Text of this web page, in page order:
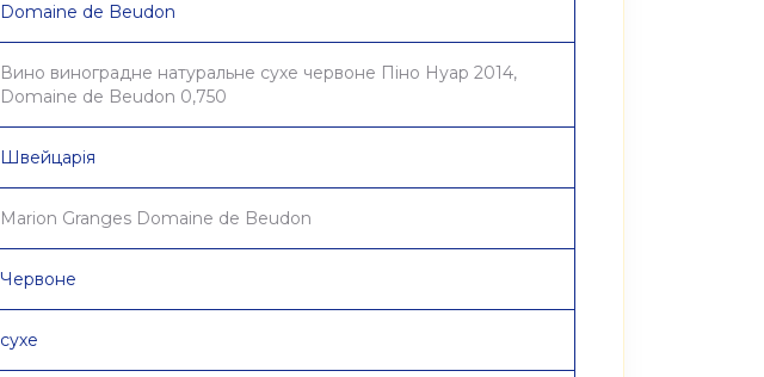
Domaine de Beudon
Вино виноградне натуральне сухе червоне Піно Нуар 2014,
Domaine de Beudon 0,750
Швейцарія
Marion Granges Domaine de Beudon
Червоне
сухе